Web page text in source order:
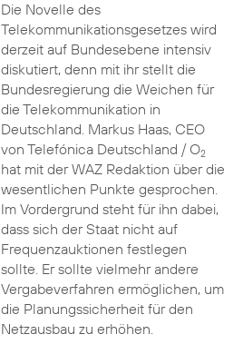
Die Novelle des
Telekommunikationsgesetzes wird
derzeit auf Bundesebene intensiv
diskutiert, denn mit ihr stellt die
Bundesregierung die Weichen für
die Telekommunikation in
Deutschland. Markus Haas, CEO
von Telefónica Deutschland / O2
hat mit der WAZ Redaktion über die
wesentlichen Punkte gesprochen.
Im Vordergrund steht für ihn dabei,
dass sich der Staat nicht auf
Frequenzauktionen festlegen
sollte. Er sollte vielmehr andere
Vergabeverfahren ermöglichen, um
die Planungssicherheit für den
Netzausbau zu erhöhen.